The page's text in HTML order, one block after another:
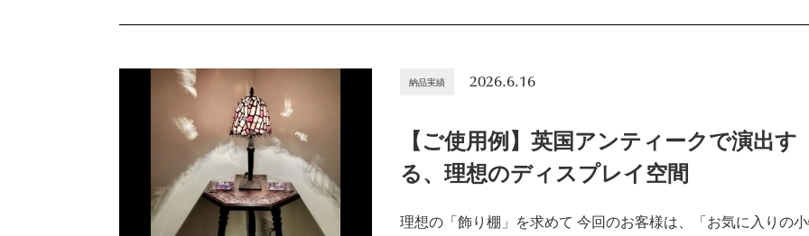
納品実績 2026.6.16
【ご使用例】英国アンティークで演出す
る、理想のディスプレイ空間
理想の「飾り棚」を求めて 今回のお客様は、「お気に入りの